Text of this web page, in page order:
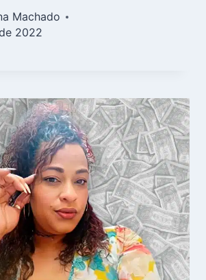
Machado
2022